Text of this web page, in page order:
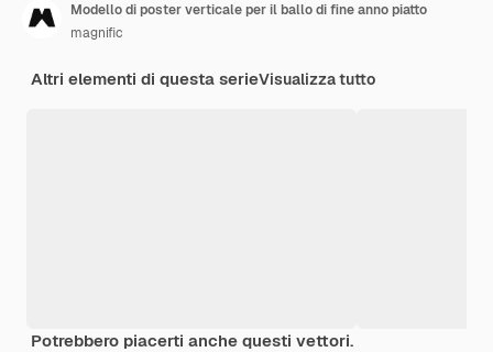
Modello di poster verticale per il ballo di fine anno piatto
magnific
Altri elementi di questa serieVisualizza tutto
Potrebbero piacerti anche questi vettori.